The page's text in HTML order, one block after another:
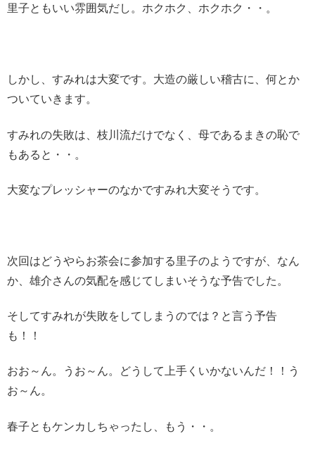
里子ともいい雰囲気だし。ホクホク、ホクホク・・。
しかし、すみれは大変です。大造の厳しい稽古に、何とか
ついていきます。
すみれの失敗は、 枝川流だけでなく、母であるまきの恥で
もあると・・。
大変なプレッシャーのなかですみれ大変そうです。
次回はどうやらお茶会に参加する里子のようですが、なん
か、 雄介さんの気配を感じてしまいそうな予告でした。
そしてすみれが失敗をしてしまうのでは？と言う予告
も！！
おお～ん。うお～ん。どうして上手くいかないんだ！！う
お～ん。
春子ともケンカしちゃったし、もう・・。